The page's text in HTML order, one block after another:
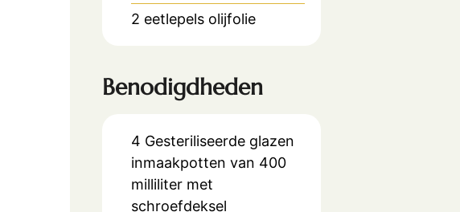
2 eetlepels olijfolie
Benodigdheden
4 Gesteriliseerde glazen
inmaakpotten van 400
milliliter met
schroefdeksel